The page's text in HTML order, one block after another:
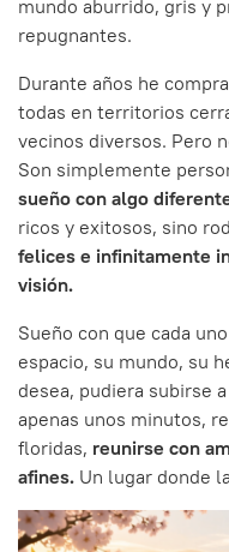
mundo aburrido, gris y
repugnantes.
Durante años he
todas en territorios
vecinos diversos. Pero
Son simplemente
sueño con algo
ricos y exitosos, sino
felices e infinitamente
visión.
Sueño con que cada
espacio, su mundo, su
desea, pudiera subirse
apenas unos minutos,
floridas, reunirse con
afines. Un lugar donde la